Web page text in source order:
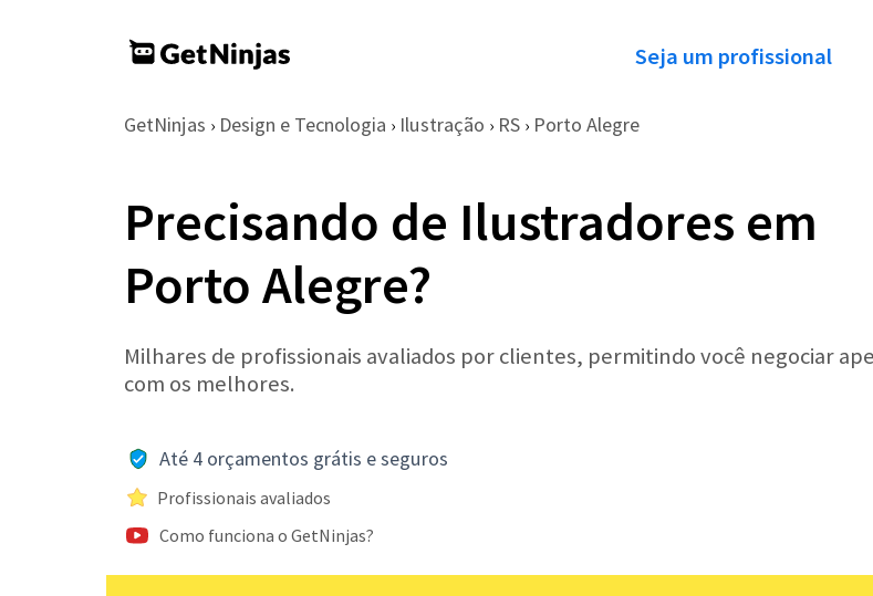
Seja um profissional
GetNinjas › Design e Tecnologia › Ilustração › RS › Porto Alegre
Precisando de Ilustradores em
Porto Alegre?
Milhares de profissionais avaliados por clientes, permitindo você negociar
com os melhores.
Até 4 orçamentos grátis e seguros
Profissionais avaliados
Como funciona o GetNinjas?